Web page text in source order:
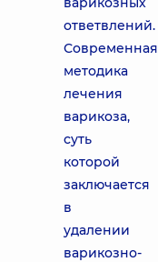
ответвлений.
Современная
методика
лечения
варикоза,
суть
которой
заключается
в
удалении
варикозно-